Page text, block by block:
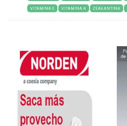
VITAMINA E VITAMINA K ZEAXANTINA